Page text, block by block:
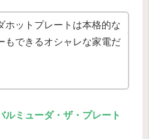
ホットプレートは本格的な
もできるオシャレな家電だ
ミューダ・ザ・プレート